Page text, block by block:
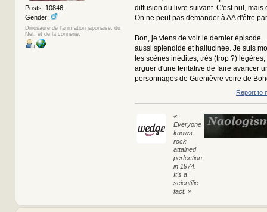
Posts: 10846
Gender:
Dinosaure de l'animation japonaise, du
Net, et de la connerie.
diffusion du livre suivant. C'est nul, mais
On ne peut pas demander à AA d'être
Bon, je viens de voir le dernier
aussi splendide et hallucinée. Je suis
les scènes inédites, très (trop ?)
arguer d'une tentative de faire avancer
personnages de Guenièvre voire de
Report to
«
Everyone
knows
rock
attained
perfection
in 1974.
It's a
scientific
fact. »